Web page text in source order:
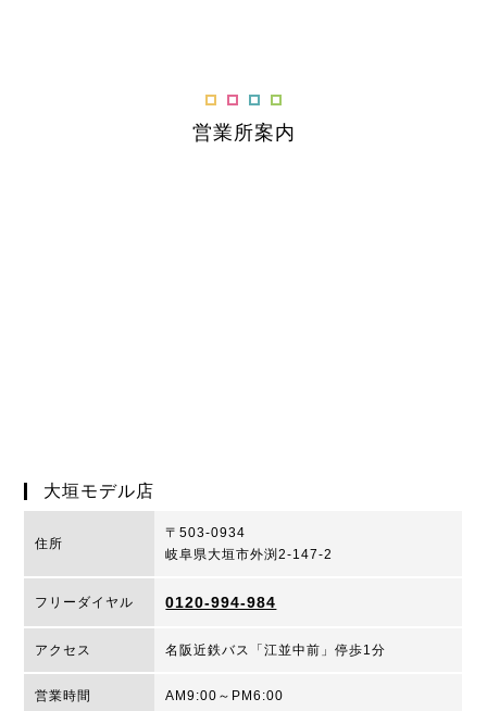
営業所案内
大垣モデル店
住所
〒503-0934
岐阜県大垣市外渕2-147-2
フリーダイヤル 0120-994-984
アクセス 名阪近鉄バス「江並中前」停歩1分
営業時間 AM9:00～PM6:00